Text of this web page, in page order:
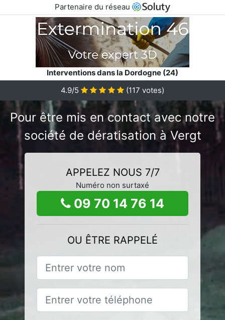
Partenaire du réseau
Interventions dans la Dordogne (24)
4.9/5
(117 votes)
Pour être mis en contact avec notre
société de dératisation à Vergt
APPELEZ NOUS 7/7
Numéro non surtaxé
09 70 14 76 14
OU ÊTRE RAPPELÉ